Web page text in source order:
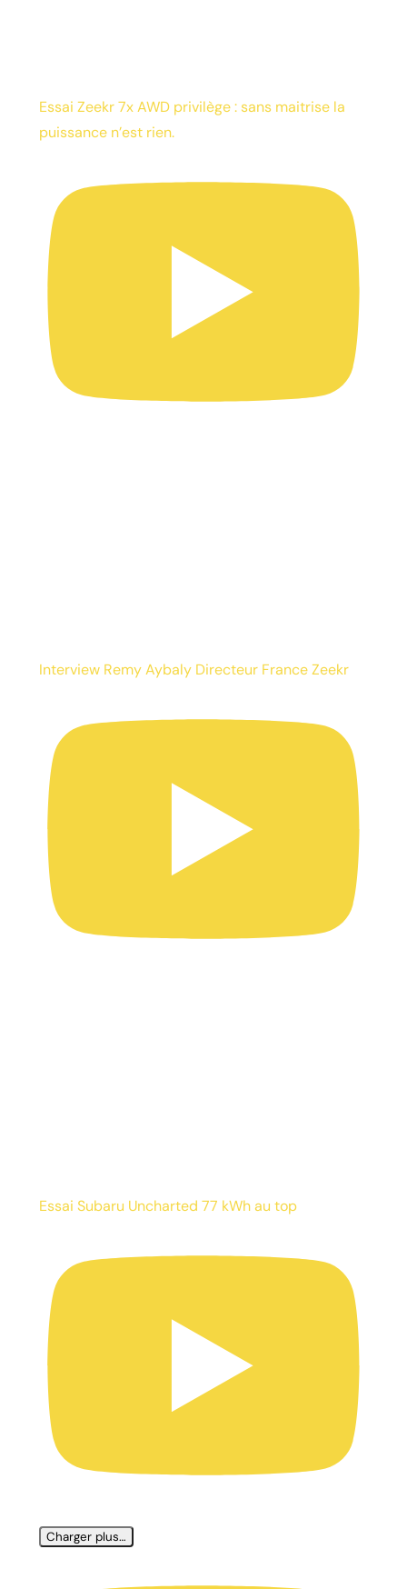
Essai Zeekr 7x AWD privilège : sans maitrise la
puissance n’est rien.
Interview Remy Aybaly Directeur France Zeekr
Essai Subaru Uncharted 77 kWh au top
Charger plus…